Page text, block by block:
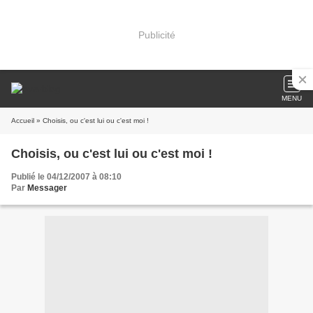
Publicité
MENU
Accueil » Choisis, ou c'est lui ou c'est moi !
Choisis, ou c'est lui ou c'est moi !
Publié le 04/12/2007 à 08:10
Par Messager